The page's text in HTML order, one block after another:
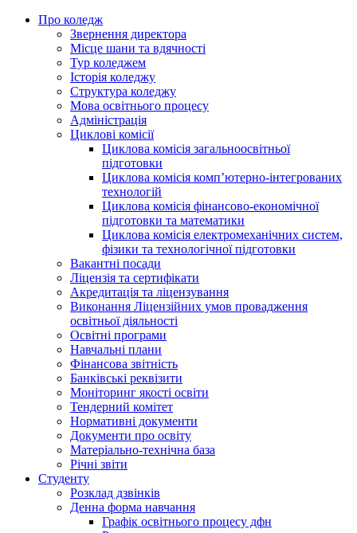
Про коледж
Звернення директора
Місце шани та вдячності
Тур коледжем
Історія коледжу
Структура коледжу
Мова освітнього процесу
Адміністрація
Циклові комісії
Циклова комісія загальноосвітньої
підготовки
Циклова комісія комп’ютерно-інтегрованих
технологій
Циклова комісія фінансово-економічної
підготовки та математики
Циклова комісія електромеханічних систем,
фізики та технологічної підготовки
Вакантні посади
Ліцензія та сертифікати
Акредитація та ліцензування
Виконання Ліцензійних умов провадження
освітньої діяльності
Освітні програми
Навчальні плани
Фінансова звітність
Банківські реквізити
Моніторинг якості освіти
Тендерний комітет
Нормативні документи
Документи про освіту
Матеріально-технічна база
Річні звіти
Студенту
Розклад дзвінків
Денна форма навчання
Графік освітнього процесу дфн